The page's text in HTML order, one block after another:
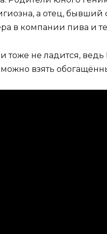
а отец,
в компании пива и
тоже не ладится,
можно взять